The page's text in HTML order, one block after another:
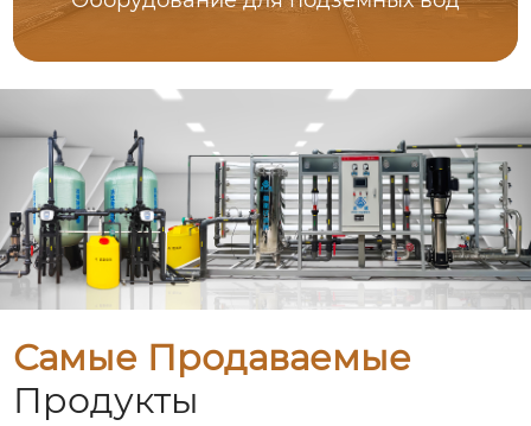
Самые Продаваемые
Продукты